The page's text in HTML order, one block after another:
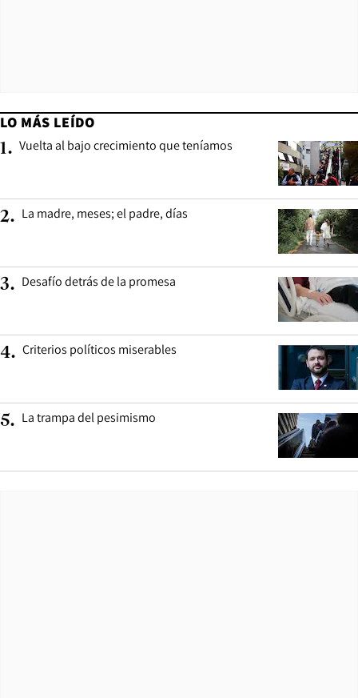
LO MÁS LEÍDO
1. Vuelta al bajo crecimiento que teníamos
2. La madre, meses; el padre, días
3. Desafío detrás de la promesa
4. Criterios políticos miserables
5. La trampa del pesimismo